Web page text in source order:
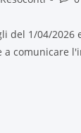
del 1/04/2026
comunicare